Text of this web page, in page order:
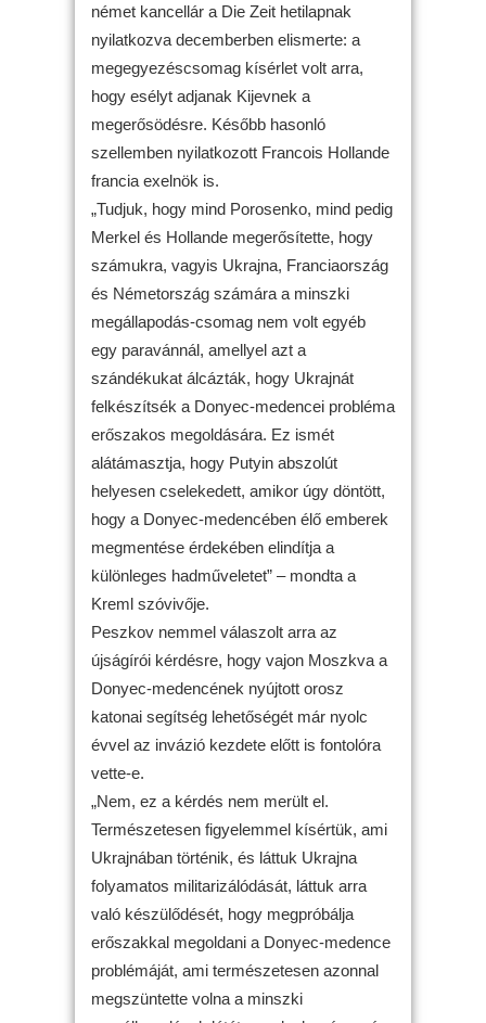
német kancellár a Die Zeit hetilapnak
nyilatkozva decemberben elismerte: a
megegyezéscsomag kísérlet volt arra,
hogy esélyt adjanak Kijevnek a
megerősödésre. Később hasonló
szellemben nyilatkozott Francois Hollande
francia exelnök is.
„Tudjuk, hogy mind Porosenko, mind pedig
Merkel és Hollande megerősítette, hogy
számukra, vagyis Ukrajna, Franciaország
és Németország számára a minszki
megállapodás-csomag nem volt egyéb
egy paravánnál, amellyel azt a
szándékukat álcázták, hogy Ukrajnát
felkészítsék a Donyec-medencei probléma
erőszakos megoldására. Ez ismét
alátámasztja, hogy Putyin abszolút
helyesen cselekedett, amikor úgy döntött,
hogy a Donyec-medencében élő emberek
megmentése érdekében elindítja a
különleges hadműveletet” – mondta a
Kreml szóvivője.
Peszkov nemmel válaszolt arra az
újságírói kérdésre, hogy vajon Moszkva a
Donyec-medencének nyújtott orosz
katonai segítség lehetőségét már nyolc
évvel az invázió kezdete előtt is fontolóra
vette-e.
„Nem, ez a kérdés nem merült el.
Természetesen figyelemmel kísértük, ami
Ukrajnában történik, és láttuk Ukrajna
folyamatos militarizálódását, láttuk arra
való készülődését, hogy megpróbálja
erőszakkal megoldani a Donyec-medence
problémáját, ami természetesen azonnal
megszüntette volna a minszki